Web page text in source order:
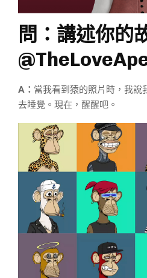
問： 講述你的
A： 當我看到猿的照片時，我說
去睡覺。現在，醒醒吧。